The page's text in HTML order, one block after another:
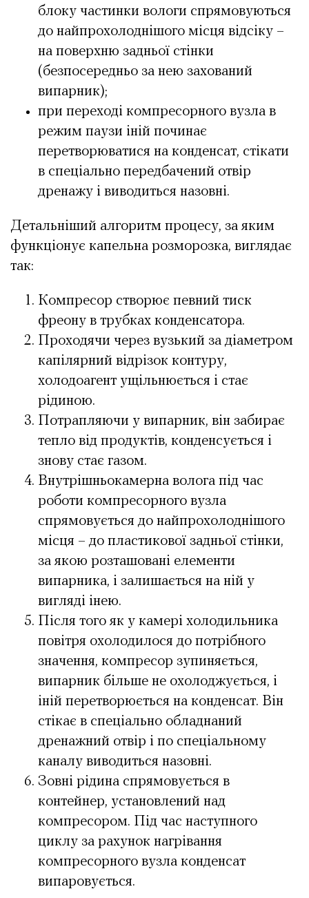
блоку частинки вологи спрямовуються
до найпрохолоднішого місця відсіку –
на поверхню задньої стінки
(безпосередньо за нею захований
випарник);
при переході компресорного вузла в
режим паузи іній починає
перетворюватися на конденсат, стікати
в спеціально передбачений отвір
дренажу і виводиться назовні.
Детальніший алгоритм процесу, за яким
функціонує капельна розморозка, виглядає
так:
Компресор створює певний тиск
фреону в трубках конденсатора.
Проходячи через вузький за діаметром
капілярний відрізок контуру,
холодоагент ущільнюється і стає
рідиною.
Потрапляючи у випарник, він забирає
тепло від продуктів, конденсується і
знову стає газом.
Внутрішньокамерна волога під час
роботи компресорного вузла
спрямовується до найпрохолоднішого
місця – до пластикової задньої стінки,
за якою розташовані елементи
випарника, і залишається на ній у
вигляді інею.
Після того як у камері холодильника
повітря охолодилося до потрібного
значення, компресор зупиняється,
випарник більше не охолоджується, і
іній перетворюється на конденсат. Він
стікає в спеціально обладнаний
дренажний отвір і по спеціальному
каналу виводиться назовні.
Зовні рідина спрямовується в
контейнер, установлений над
компресором. Під час наступного
циклу за рахунок нагрівання
компресорного вузла конденсат
випаровується.